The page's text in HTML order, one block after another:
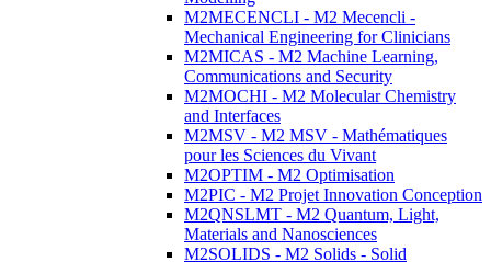
M2MECENCLI - M2 Mecencli -
Mechanical Engineering for Clinicians
M2MICAS - M2 Machine Learning,
Communications and Security
M2MOCHI - M2 Molecular Chemistry
and Interfaces
M2MSV - M2 MSV - Mathématiques
pour les Sciences du Vivant
M2OPTIM - M2 Optimisation
M2PIC - M2 Projet Innovation Conception
M2QNSLMT - M2 Quantum, Light,
Materials and Nanosciences
M2SOLIDS - M2 Solids - Solid